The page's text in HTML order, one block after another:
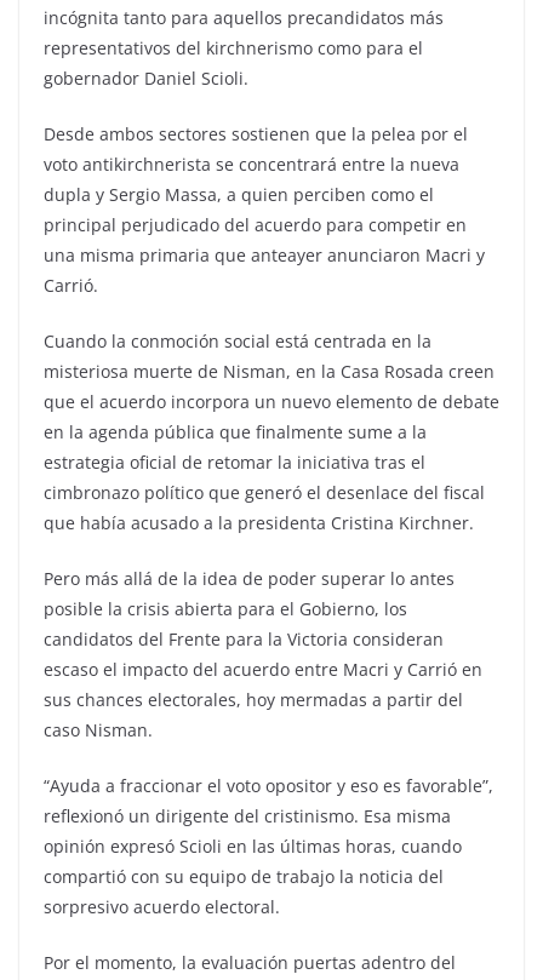
incógnita tanto para aquellos precandidatos más
representativos del kirchnerismo como para el
gobernador Daniel Scioli.
Desde ambos sectores sostienen que la pelea por el
voto antikirchnerista se concentrará entre la nueva
dupla y Sergio Massa, a quien perciben como el
principal perjudicado del acuerdo para competir en
una misma primaria que anteayer anunciaron Macri y
Carrió.
Cuando la conmoción social está centrada en la
misteriosa muerte de Nisman, en la Casa Rosada creen
que el acuerdo incorpora un nuevo elemento de debate
en la agenda pública que finalmente sume a la
estrategia oficial de retomar la iniciativa tras el
cimbronazo político que generó el desenlace del fiscal
que había acusado a la presidenta Cristina Kirchner.
Pero más allá de la idea de poder superar lo antes
posible la crisis abierta para el Gobierno, los
candidatos del Frente para la Victoria consideran
escaso el impacto del acuerdo entre Macri y Carrió en
sus chances electorales, hoy mermadas a partir del
caso Nisman.
“Ayuda a fraccionar el voto opositor y eso es favorable”,
reflexionó un dirigente del cristinismo. Esa misma
opinión expresó Scioli en las últimas horas, cuando
compartió con su equipo de trabajo la noticia del
sorpresivo acuerdo electoral.
Por el momento, la evaluación puertas adentro del